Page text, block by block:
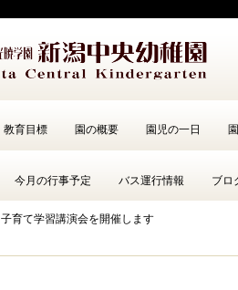
教育目標 園の概要 園児の一日
今月の行事予定 バス運行情報 ブロ
子育て学習講演会を開催します